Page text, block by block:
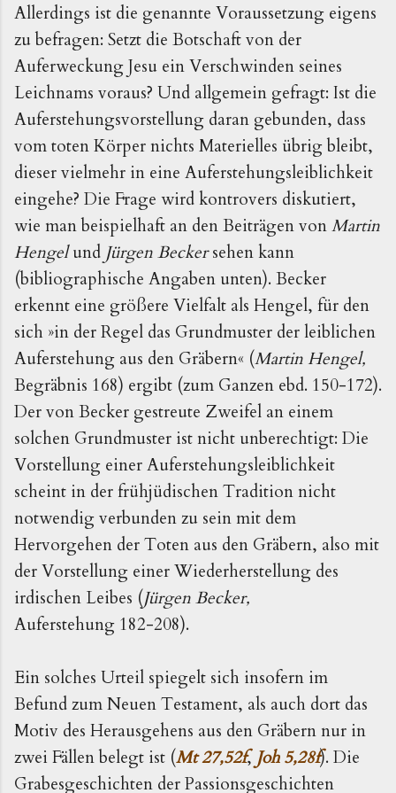
Allerdings ist die genannte Voraussetzung eigens
zu befragen: Setzt die Botschaft von der
Auferweckung Jesu ein Verschwinden seines
Leichnams voraus? Und allgemein gefragt: Ist die
Auferstehungsvorstellung daran gebunden, dass
vom toten Körper nichts Materielles übrig bleibt,
dieser vielmehr in eine Auferstehungsleiblichkeit
eingehe? Die Frage wird kontrovers diskutiert,
wie man beispielhaft an den Beiträgen vonMartin
Hengelund Jürgen Beckersehen kann
(bibliographische Angaben unten). Becker
erkennt eine größere Vielfalt als Hengel, für den
sich »in der Regel das Grundmuster der leiblichen
Auferstehung aus den Gräbern« (Martin Hengel,
Begräbnis 168) ergibt (zum Ganzen ebd. 150-172).
Der von Becker gestreute Zweifel an einem
solchen Grundmuster ist nicht unberechtigt: Die
Vorstellung einer Auferstehungsleiblichkeit
scheint in der frühjüdischen Tradition nicht
notwendig verbunden zu sein mit dem
Hervorgehen der Toten aus den Gräbern, also mit
der Vorstellung einer Wiederherstellung des
irdischen Leibes (Jürgen Becker,
Auferstehung 182-208).
Ein solches Urteil spiegelt sich insofern im
Befund zum Neuen Testament, als auch dort das
Motiv des Herausgehens aus den Gräbern nur in
zwei Fällen belegt ist (Mt 27,52f, Joh 5,28f). Die
Grabesgeschichten der Passionsgeschichten